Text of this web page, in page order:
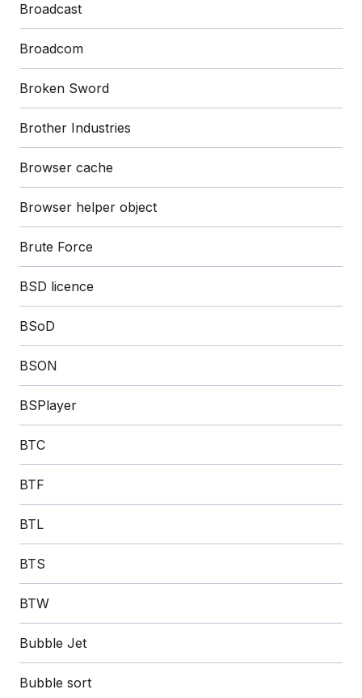
Broadcast
Broadcom
Broken Sword
Brother Industries
Browser cache
Browser helper object
Brute Force
BSD licence
BSoD
BSON
BSPlayer
BTC
BTF
BTL
BTS
BTW
Bubble Jet
Bubble sort